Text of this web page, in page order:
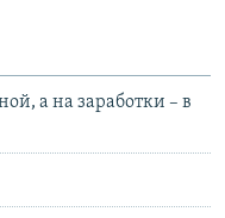
а на заработки – в